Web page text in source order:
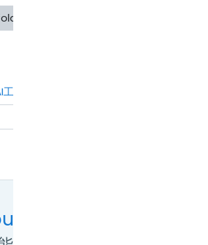
具簡介 + Moodle x AI：智慧助教